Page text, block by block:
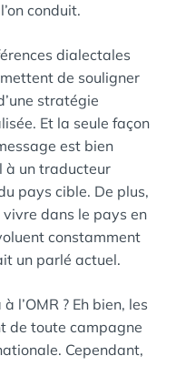
conduit.
dialectales
de souligner
stratégie
Et la seule façon
est bien
à un traducteur
pays cible. De plus,
dans le pays en
constamment
un parlé actuel.
l’OMR ? Eh bien, les
de toute campagne
Cependant,